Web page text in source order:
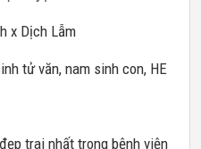
x Dịch Lẫm
tử văn, nam sinh con, HE
trai nhất trong bệnh viện